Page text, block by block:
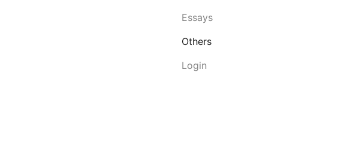
Essays
Others
Login